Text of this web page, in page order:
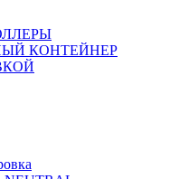
КОНТЕЙНЕР